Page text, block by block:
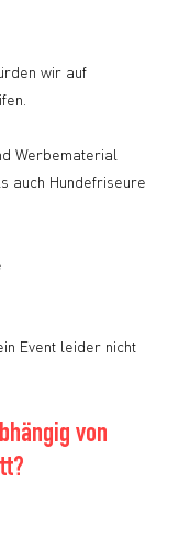
wir auf
Werbematerial
auch Hundefriseure
Event leider nicht
von